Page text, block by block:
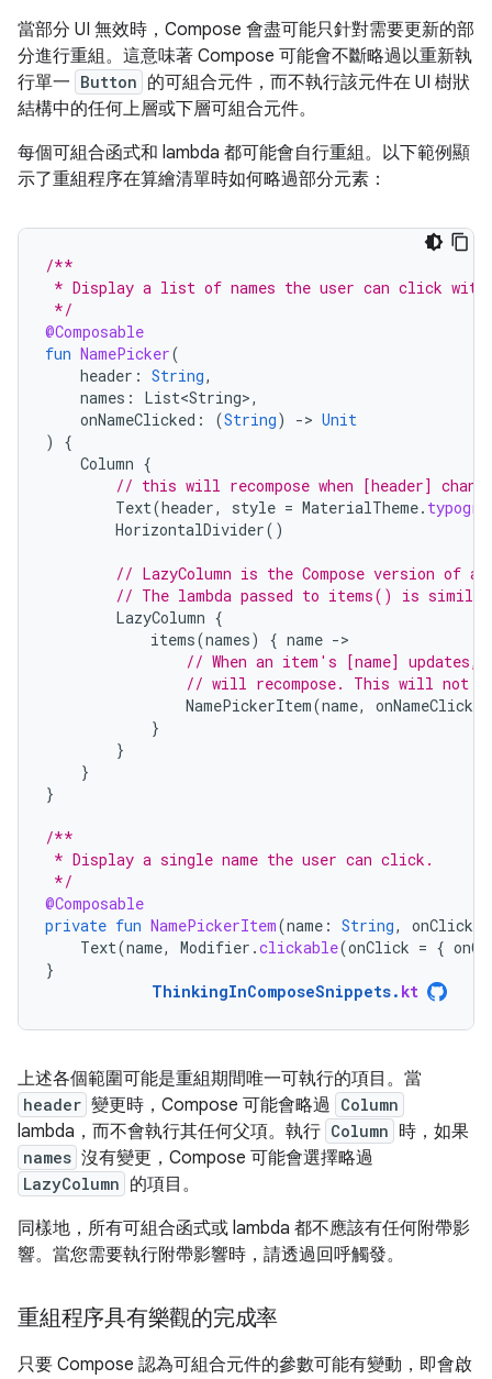
當部分 UI 無效時，Compose 會盡可能只針對需要更新的部
分進行重組。這意味著 Compose 可能會不斷略過以重新執
行單一 Button 的可組合元件，而不執行該元件在 UI 樹狀
結構中的任何上層或下層可組合元件。
每個可組合函式和 lambda 都可能會自行重組。以下範例顯
示了重組程序在算繪清單時如何略過部分元素：
/**
* Display a list of names the user can click with
*/
@Composable
fun NamePicker(
header : String,
names : List<String>,
onNameClicked : (String) -> Unit
)
{
Column {
// this will recompose when [header]
Text(header, style = MaterialTheme.
HorizontalDivider()
// LazyColumn is the Compose version of a
// The lambda passed to items() is similar
LazyColumn {
items(names) { name -
// When an item's [name]
// will recompose. This will not
NamePickerItem(name, onNameClicked
}
}
}
}
/**
* Display a single name the user can click.
*/
@Composable
private fun NamePickerItem(name : String, onClicked
Text(name, Modifier .clickable(onClick = {
}
ThinkingInComposeSnippets. kt
上述各個範圍可能是重組期間唯一可執行的項目。當
header 變更時，Compose 可能會略過 Column
lambda，而不會執行其任何父項。執行 Column 時，如果
names 沒有變更，Compose 可能會選擇略過
LazyColumn 的項目。
同樣地，所有可組合函式或 lambda 都不應該有任何附帶影
響。當您需要執行附帶影響時，請透過回呼觸發。
重組程序具有樂觀的完成率
只要 Compose 認為可組合元件的參數可能有變動，即會啟